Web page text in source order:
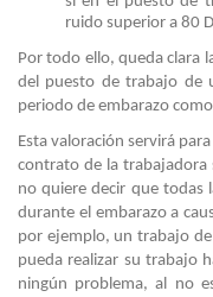
ruido superior a 80
Por todo ello, queda clara
del puesto de trabajo de
periodo de embarazo
Esta valoración servirá
contrato de la trabajadora
no quiere decir que todas
durante el embarazo a
por ejemplo, un trabajo
pueda realizar su trabajo
ningún problema, al no